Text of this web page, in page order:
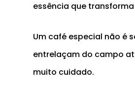
essência que
Um café especial não é
entrelaçam do campo
muito cuidado.